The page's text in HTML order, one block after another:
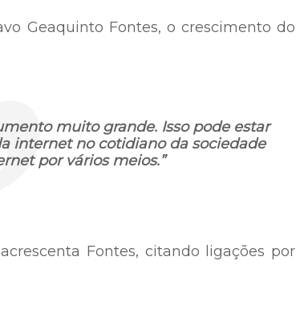
Geaquinto Fontes, o crescimento do
muito grande. Isso pode estar
internet no cotidiano da sociedade
por vários meios.”
Fontes, citando ligações por